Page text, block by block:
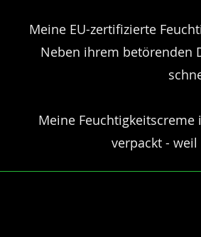
Meine EU-zertifizierte
Neben ihrem betörenden
Meine
verpackt -